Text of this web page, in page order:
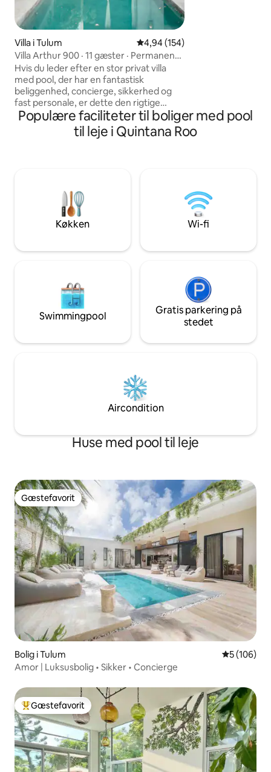
Villa i Tulum 4,94 ud af 5 i gennemsnitlig
4,94 (154)
Villa Arthur 900 · 11 gæster · Permanent
personale
Hvis du leder efter en stor privat villa
med pool, der har en fantastisk
beliggenhed, concierge, sikkerhed og
fast personale, er dette den rigtige
mulighed. Ejendommen ligger i La Veleta
og er 9687 kvadratfod. Kun til dig. Du
finder ikke et andet lignende hus i
loungestole, et udendørs badekar, grill
og et yogaområde. Daglig morgenmad
mod et ekstra gebyr.
Populære faciliteter til boliger med pool
til leje i Quintana Roo
Køkken Wi-fi
Swimmingpool
Gratis parkering på
stedet
Aircondition
Huse med pool til leje
Gæstefavorit
Gæstefavorit
Bolig i Tulum 5 ud af 5 i
5 (106)
Amor | Luksusbolig • Sikker • Concierge
Bedste gæstefavorit
Gæstefavorit